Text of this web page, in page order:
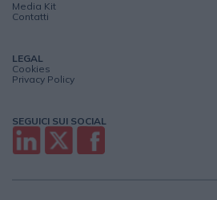
Media Kit
Contatti
LEGAL
Cookies
Privacy Policy
SEGUICI SUI SOCIAL